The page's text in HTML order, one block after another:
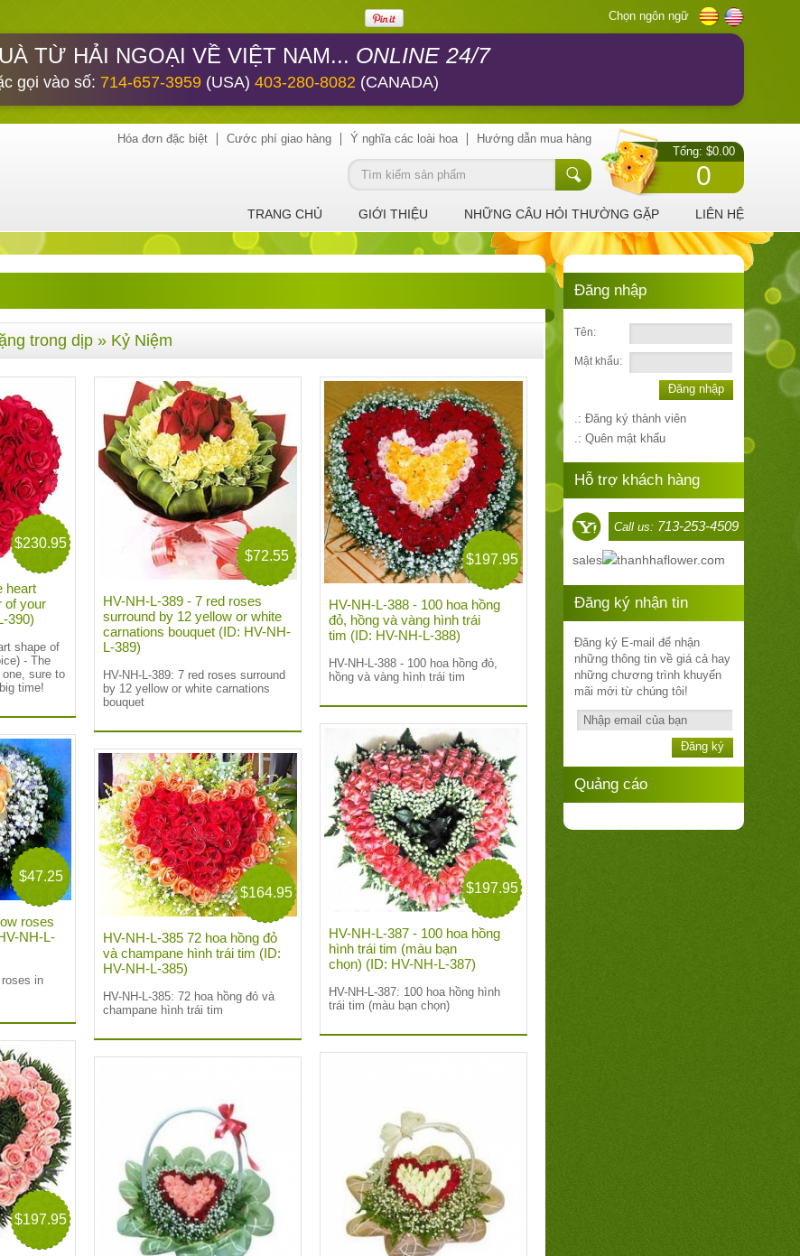
Chọn ngôn ngữ
TỪ HẢI NGOẠI VỀ VIỆT NAM... ONLINE 24/7
gọi vào số: 714-657-3959 (USA) 403-280-8082 (CANADA)
Tổng: $0.00
0
Hóa đơn đặc biệt Cước phí giao hàng Ý nghĩa các loài hoa Hướng dẫn mua hàng
TRANG CHỦ GIỚI THIỆU NHỮNG CÂU HỎI THƯỜNG GẶP LIÊN HỆ
trong dịp » Kỷ Niệm
$230.95
heart
of your
390)
shape of
- The
sure to
time!
$72.55
HV-NH-L-389 - 7 red roses
surround by 12 yellow or white
carnations bouquet (ID: HV-NH-
L-389)
HV-NH-L-389: 7 red roses surround
by 12 yellow or white carnations
bouquet
$197.95
HV-NH-L-388 - 100 hoa hồng
đỏ, hồng và vàng hình trái
tim (ID: HV-NH-L-388)
HV-NH-L-388 - 100 hoa hồng đỏ,
hồng và vàng hình trái tim
$197.95
HV-NH-L-387 - 100 hoa hồng
hình trái tim (màu bạn
chọn) (ID: HV-NH-L-387)
HV-NH-L-387: 100 hoa hồng hình
trái tim (màu bạn chọn)
$47.25
roses
NH-L-
roses in
$164.95
HV-NH-L-385 72 hoa hồng đỏ
và champane hình trái tim (ID:
HV-NH-L-385)
HV-NH-L-385: 72 hoa hồng đỏ và
champane hình trái tim
$197.95
Đăng nhập
Tên:
Mật khẩu:
Đăng nhập
.: Đăng ký thành viên
.: Quên mật khẩu
Hỗ trợ khách hàng
Call us: 713-253-4509
sales thanhhaflower.com
Đăng ký nhận tin
Đăng ký E-mail để nhận
những thông tin về giá cả hay
những chương trình khuyến
mãi mới từ chúng tôi!
Đăng ký
Quảng cáo